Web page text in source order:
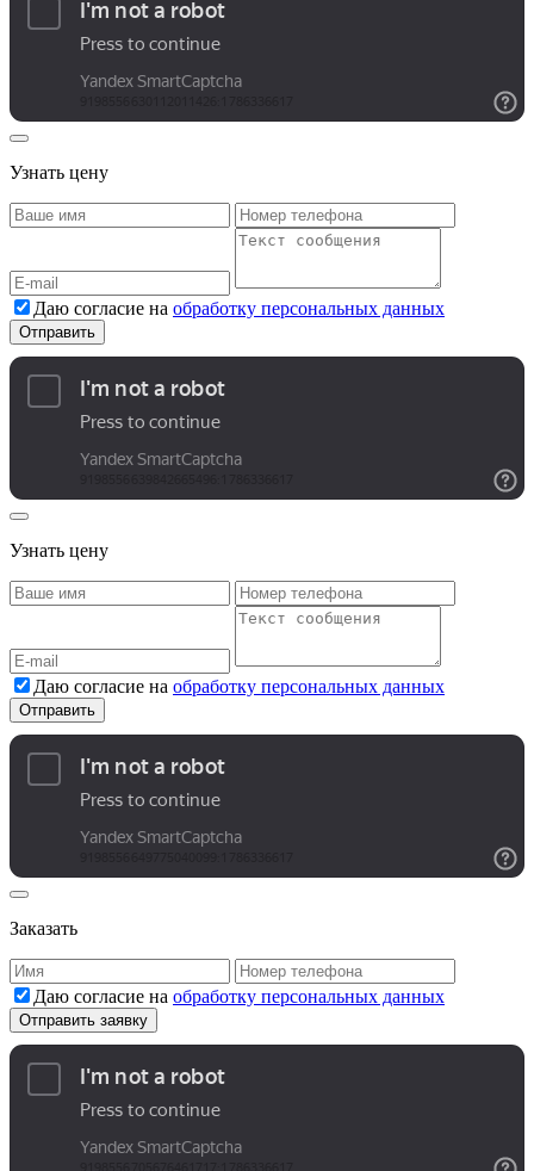
Узнать цену
Даю согласие на обработку персональных данных
Узнать цену
Даю согласие на обработку персональных данных
Заказать
Даю согласие на обработку персональных данных